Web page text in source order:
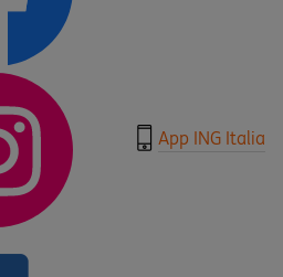
App ING Italia